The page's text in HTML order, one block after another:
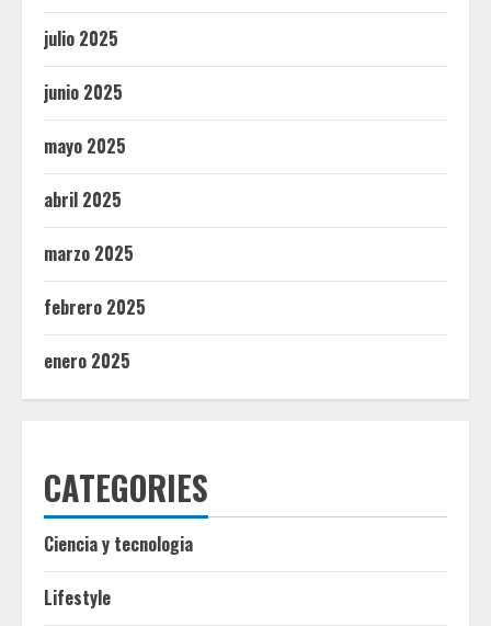
julio 2025
junio 2025
mayo 2025
abril 2025
marzo 2025
febrero 2025
enero 2025
CATEGORIES
Ciencia y tecnologia
Lifestyle